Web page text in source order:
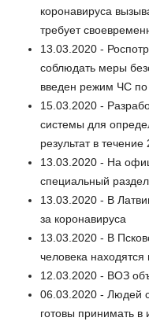
коронавируса
требует
13.03.2020 -
соблюдать меры
введен режим ЧС по
15.03.2020 -
системы для
результат в течение
13.03.2020 - На
специальный
13.03.2020 - В
за коронавируса
13.03.2020 - В
человека
12.03.2020 - ВОЗ
06.03.2020 - Людей
готовы принимать